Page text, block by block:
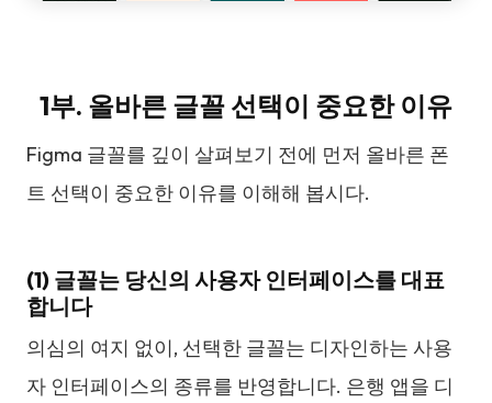
1부. 올바른 글꼴 선택이 중요한 이유
Figma 글꼴를 깊이 살펴보기 전에 먼저 올바른 폰
트 선택이 중요한 이유를 이해해 봅시다.
(1) 글꼴는 당신의 사용자 인터페이스를 대표
합니다
의심의 여지 없이, 선택한 글꼴는 디자인하는 사용
자 인터페이스의 종류를 반영합니다. 은행 앱을 디